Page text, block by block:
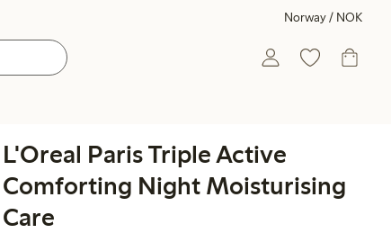
Norway / NOK
L'Oreal Paris Triple Active
Comforting Night Moisturising
Care